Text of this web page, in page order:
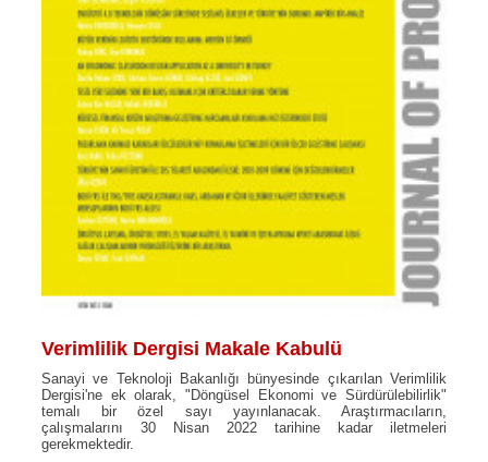
Verimlilik Dergisi Makale Kabulü
Sanayi ve Teknoloji Bakanlığı bünyesinde çıkarılan Verimlilik
Dergisi'ne ek olarak, "Döngüsel Ekonomi ve Sürdürülebilirlik"
temalı bir özel sayı yayınlanacak. Araştırmacıların,
çalışmalarını 30 Nisan 2022 tarihine kadar iletmeleri
gerekmektedir.